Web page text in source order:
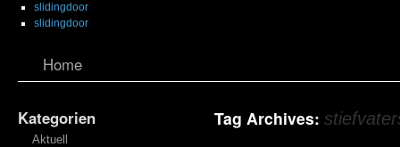
slidingdoor
slidingdoor
Home
Kategorien
Aktuell
Tag Archives: